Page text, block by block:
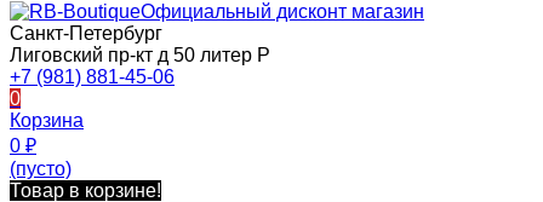
Официальный дисконт магазин
Санкт-Петербург
Лиговский пр-кт д 50 литер Р
+7 (981) 881-45-06
0
Корзина
0 ₽
(пусто)
Товар в корзине!